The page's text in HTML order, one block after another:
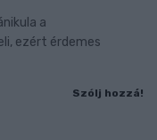
a
ezért érdemes
Szólj hozzá!